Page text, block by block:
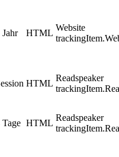
Jahr HTML
Website
HTML
Readspeaker
Tage HTML
Readspeaker